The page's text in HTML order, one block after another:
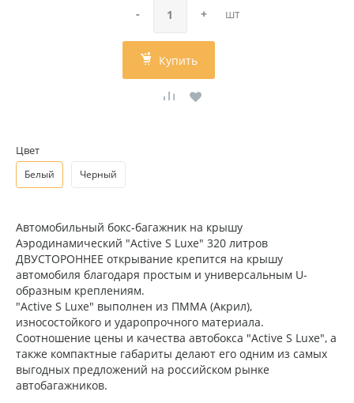
- + шт
Купить
Цвет
Белый Черный
Автомобильный бокс-багажник на крышу
Аэродинамический "Active S Luxe" 320 литров
ДВУСТОРОННЕЕ открывание крепится на крышу
автомобиля благодаря простым и универсальным U-
образным креплениям.
"Active S Luxe" выполнен из ПММА (Акрил),
износостойкого и ударопрочного материала.
Соотношение цены и качества автобокса "Active S Luxe", а
также компактные габариты делают его одним из самых
выгодных предложений на российском рынке
автобагажников.